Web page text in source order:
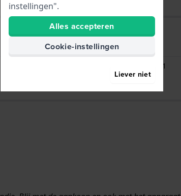
HWG
Strap Changing Tool 001
instellingen".
Alles accepteren
Cookie-instellingen
Liever niet